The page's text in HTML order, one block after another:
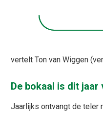
vertelt Ton van Wiggen
De bokaal is dit jaar
Jaarlijks ontvangt de teler